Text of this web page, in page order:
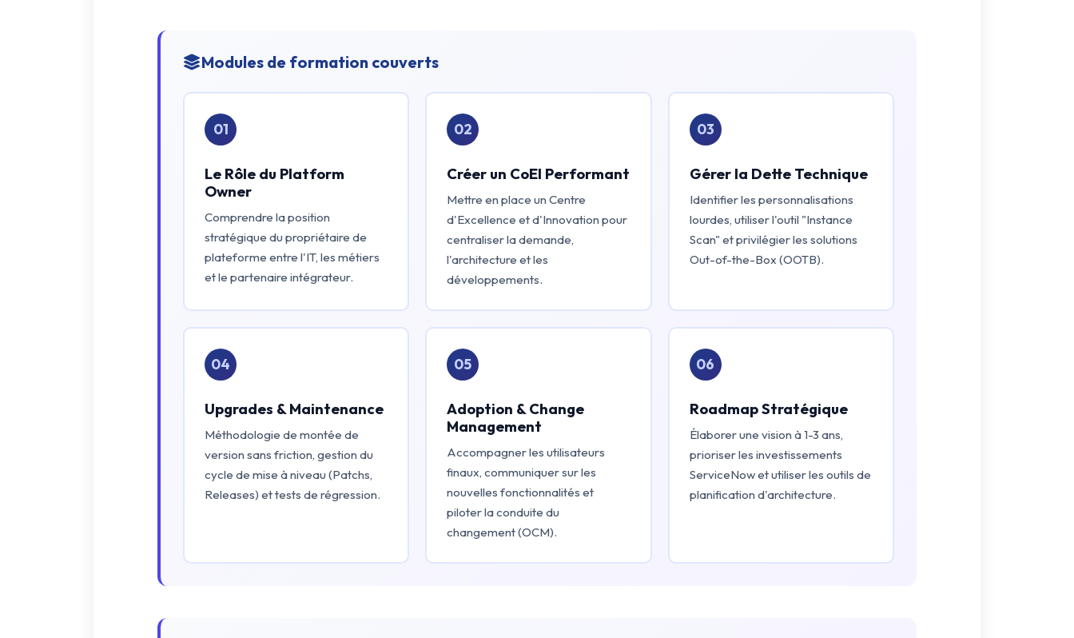
Modules de formation couverts
01
Le Rôle du Platform
Owner
Comprendre la position
stratégique du propriétaire de
plateforme entre l'IT, les métiers
et le partenaire intégrateur.
02
Créer un CoEI Performant
Mettre en place un Centre
d'Excellence et d'Innovation pour
centraliser la demande,
l'architecture et les
développements.
03
Gérer la Dette Technique
Identifier les personnalisations
lourdes, utiliser l'outil "Instance
Scan" et privilégier les solutions
Out-of-the-Box (OOTB).
04
Upgrades & Maintenance
Méthodologie de montée de
version sans friction, gestion du
cycle de mise à niveau (Patchs,
Releases) et tests de régression.
05
Adoption & Change
Management
Accompagner les utilisateurs
finaux, communiquer sur les
nouvelles fonctionnalités et
piloter la conduite du
changement (OCM).
06
Roadmap Stratégique
Élaborer une vision à 1-3 ans,
prioriser les investissements
ServiceNow et utiliser les outils de
planification d'architecture.